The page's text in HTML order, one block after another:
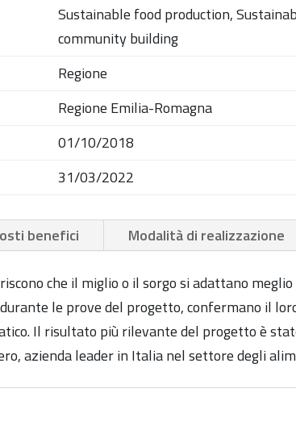
Sustainable food production,
community building
Regione
Regione Emilia-Romagna
01/10/2018
31/03/2022
benefici Modalità di realizzazione
che il miglio o il sorgo si adattano
le prove del progetto, confermano il
Il risultato più rilevante del progetto è
azienda leader in Italia nel settore degli